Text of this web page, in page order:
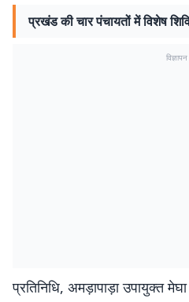
प्रखंड की चार पंचायतों में विशेष
विज्ञापन
प्रतिनिधि, अमड़ापाड़ा उपायुक्त